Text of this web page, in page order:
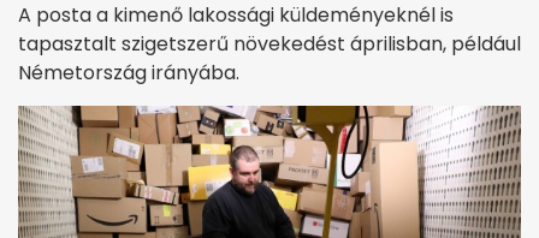
A posta a kimenő lakossági küldeményeknél is
tapasztalt szigetszerű növekedést áprilisban, például
Németország irányába.